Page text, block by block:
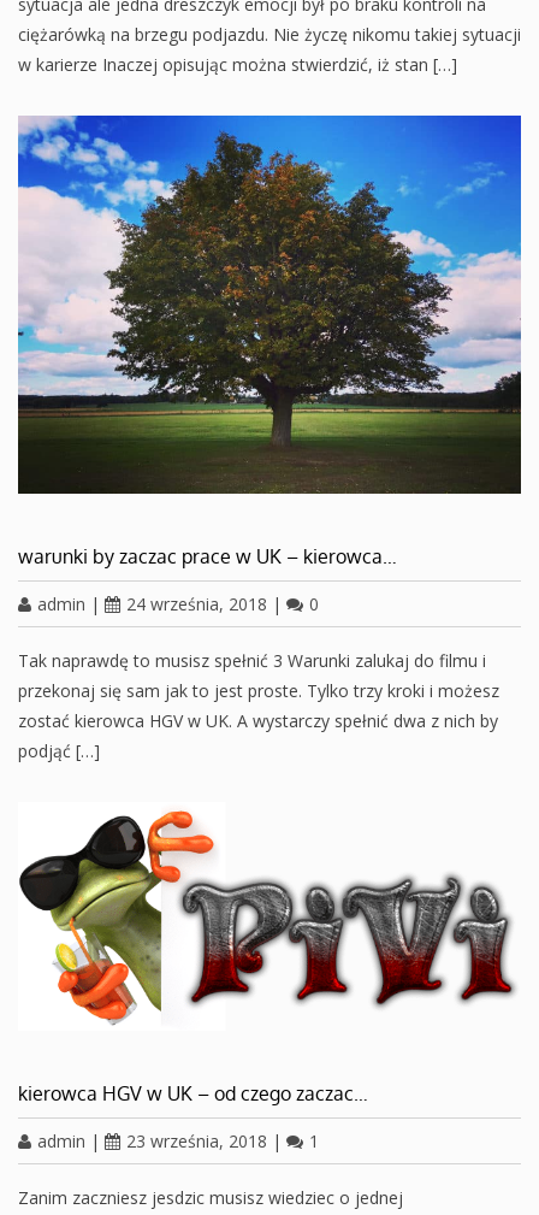
ciężarówką na brzegu podjazdu. Nie życzę nikomu takiej sytuacji
w karierze Inaczej opisując można stwierdzić, iż stan […]
warunki by zaczac prace w UK – kierowca…
admin | 24 września, 2018 | 0
Tak naprawdę to musisz spełnić 3 Warunki zalukaj do filmu i
przekonaj się sam jak to jest proste. Tylko trzy kroki i możesz
zostać kierowca HGV w UK. A wystarczy spełnić dwa z nich by
podjąć […]
kierowca HGV w UK – od czego zaczac…
admin | 23 września, 2018 | 1
Zanim zaczniesz jesdzic musisz wiedziec o jednej